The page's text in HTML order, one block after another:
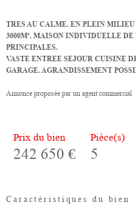
TRES AU CALME. EN PLEIN
3000M². MAISON INDIVIDUELLE DE
PRINCIPALES.
VASTE ENTREE SEJOUR CUISINE
GARAGE. AGRANDISSEMENT
Annonce proposée par un agent commercial
Prix du bien
242 650 €
Pièce(s)
5
Caractéristiques du bien